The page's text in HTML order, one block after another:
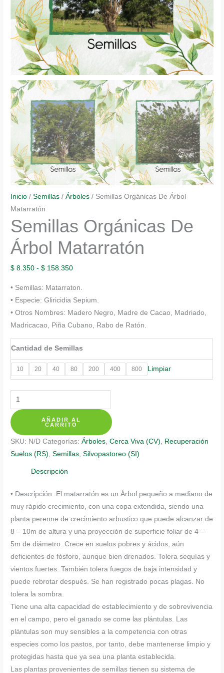
Inicio /Semillas /Árboles / Semillas Orgánicas De Árbol
Matarratón
Semillas Orgánicas De
Árbol Matarratón
$ 8.350 - $ 158.350Rango
desde
• Semillas: Matarraton.
• Especie: Gliricidia Sepium.
• Otros Nombres: Madero Negro, Madre de Cacao, Madriado,
Madricacao, Piña Cubano, Rabo de Ratón.
Cantidad de Semillas
10 20 40 80 200 400 800 Limpiar
Semillas
Orgánicas
De
Árbol
Matarratón
cantidad
AÑADIR AL
CARRITO
SKU: N/D Categorías:Árboles ,Cerca Viva (CV)
Recuperación
Suelos (RS) ,Semillas ,Silvopastoreo (SI)
Descripción
• Descripción: El matarratón es un Árbol pequeño a mediano de
muy rápido crecimiento, con una copa extendida, siendo una
planta perenne de crecimiento arbustico que puede alcanzar de
8 – 10m de altura y una proyección de superficie foliar de 4 –
5m de diámetro. Crece en suelos pobres y ácidos, aún
deficientes de fósforo, aunque bien drenados. Tolera sequías y
vientos fuertes. También tolera fuegos de baja intensidad y
puede rebrotar después. Se han registrado pocas plagas. No
tolera la sombra.
Tiene una alta capacidad de establecimiento y de sobrevivencia
en el campo, pero el ganado se come las plántulas. Las
plántulas son muy sensibles a la competencia con otras
especies como los pastos, por tanto, debe mantenerse limpio y
protegidas hasta que ya sea una planta establecida.
Las plantas provenientes de semillas tienen su sistema de